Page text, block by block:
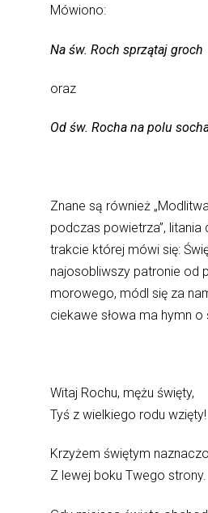
Mówiono:
Na św. Roch sprzątaj groch
oraz
Od św. Rocha na polu
Znane są również
podczas powietrza”, litania
trakcie której mówi się:
najosobliwszy patronie od
morowego, módl się za
ciekawe słowa ma hymn o
Witaj Rochu, mężu święty,
Tyś z wielkiego rodu wzięty!
Krzyżem świętym
Z lewej boku Twego strony.